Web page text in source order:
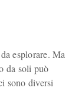
esplorare. Ma
da soli può
sono diversi